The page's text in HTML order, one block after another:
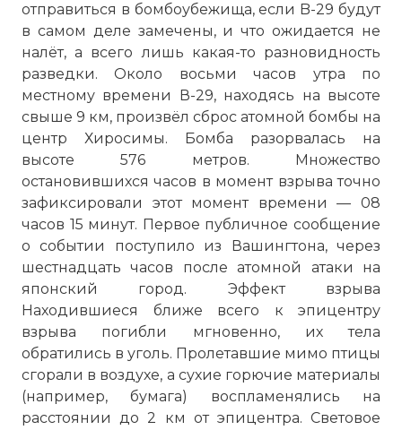
отправиться в бомбоубежища, если B-29 будут
в самом деле замечены, и что ожидается не
налёт, а всего лишь какая-то разновидность
разведки. Около восьми часов утра по
местному времени В-29, находясь на высоте
свыше 9 км, произвёл сброс атомной бомбы на
центр Хиросимы. Бомба разорвалась на
высоте 576 метров. Множество
остановившихся часов в момент взрыва точно
зафиксировали этот момент времени — 08
часов 15 минут. Первое публичное сообщение
о событии поступило из Вашингтона, через
шестнадцать часов после атомной атаки на
японский город. Эффект взрыва
Находившиеся ближе всего к эпицентру
взрыва погибли мгновенно, их тела
обратились в уголь. Пролетавшие мимо птицы
сгорали в воздухе, а сухие горючие материалы
(например, бумага) воспламенялись на
расстоянии до 2 км от эпицентра. Световое